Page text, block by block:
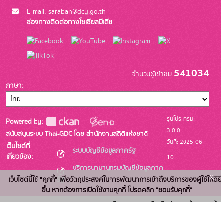
E-mail: saraban@dcy.go.th
ช่องทางติดต่อทางโซเชียลมีเดีย
จำนวนผู้เข้าชม 541034
ภาษา
Powered by:
สนับสนุนระบบ Thai-GDC โดย สำนักงานสถิติแห่งชาติ
เว็บไซต์ที่
เกี่ยวข้อง:
ระบบบัญชีข้อมูลภาครัฐ
บริการนามานุกรมบัญชีข้อมูลภาค
รัฐ
รุ่นโปรแกรม:
3.0.0
วันที่: 2025-06-
10
เว็บไซต์นี้ใช้ "คุกกี้" เพื่อวัตถุประสงค์ในการพัฒนาการเข้าถึงบริการของผู้ใช้ให้ดี
ขึ้น หากต้องการเปิดใช้งานคุกกี้ โปรดคลิก "ยอมรับคุกกี้"
x